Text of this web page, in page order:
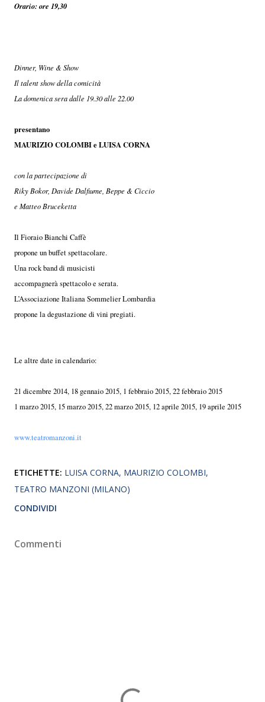
Orario: ore 19,30
Dinner, Wine & Show
Il talent show della comicità
La domenica sera dalle 19.30 alle 22.00
presentano
MAURIZIO COLOMBI e LUISA CORNA
con la partecipazione di
Riky Bokor, Davide Dalfiume, Beppe & Ciccio
e Matteo Bruceketta
Il Fioraio Bianchi Caffè
propone un buffet spettacolare.
Una rock band di musicisti
accompagnerà spettacolo e serata.
L’Associazione Italiana Sommelier Lombardia
propone la degustazione di vini pregiati.
Le altre date in calendario:
21 dicembre 2014, 18 gennaio 2015, 1 febbraio 2015, 22 febbraio 2015
1 marzo 2015, 15 marzo 2015, 22 marzo 2015, 12 aprile 2015, 19 aprile 2015
www.teatromanzoni.it
ETICHETTE: LUISA CORNA MAURIZIO COLOMBI
TEATRO MANZONI (MILANO)
CONDIVIDI
Commenti